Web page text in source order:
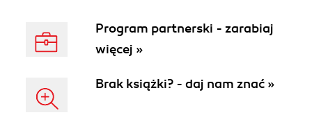
Program partnerski - zarabiaj
więcej »
Brak książki? - daj nam znać »